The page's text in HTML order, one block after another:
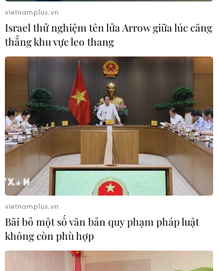
vietnamplus.vn
Israel thử nghiệm tên lửa Arrow giữa lúc căng
thẳng khu vực leo thang
vietnamplus.vn
Bãi bỏ một số văn bản quy phạm pháp luật
không còn phù hợp